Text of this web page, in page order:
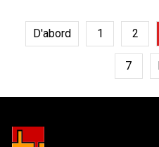
D'abord 1 2
7